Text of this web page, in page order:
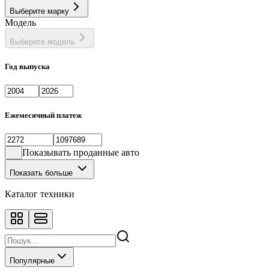
Фастбек1
Хэтчбек133
Выберите марку
Модель
Выберите модель
Год выпуска
Ежемесячный платеж
Показывать проданные авто
Показать больше
Каталог техники
Популярные